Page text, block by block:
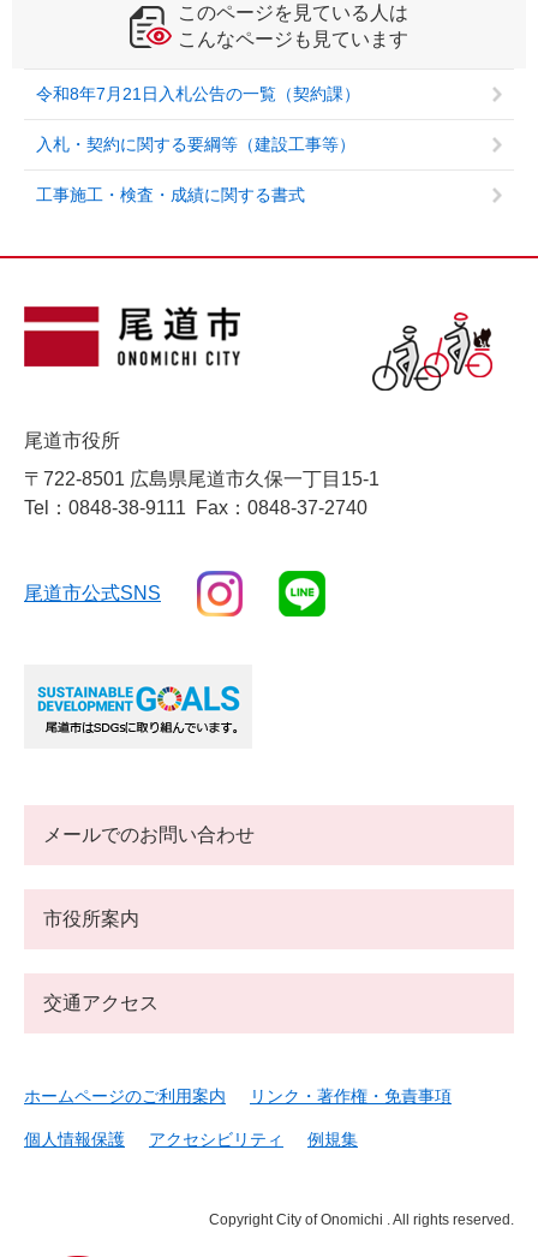
このページを見ている人は
こんなページも見ています
令和8年7月21日入札公告の一覧（契約課）
入札・契約に関する要綱等（建設工事等）
工事施工・検査・成績に関する書式
尾道市役所
〒722-8501 広島県尾道市久保一丁目15-1
Tel：0848-38-9111
Fax：0848-37-2740
尾道市公式SNS
メールでのお問い合わせ
市役所案内
交通アクセス
ホームページのご利用案内 リンク・著作権・免責事項
個人情報保護 アクセシビリティ 例規集
Copyright City of Onomichi . All rights reserved.